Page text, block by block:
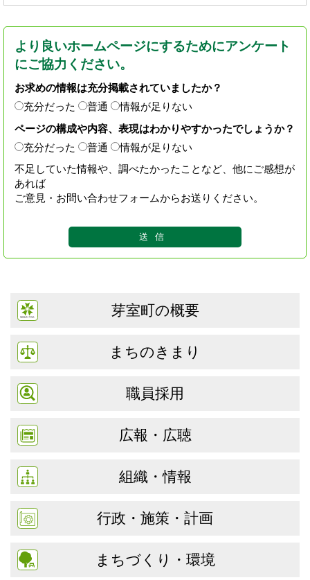
より良いホームページにするためにアンケート
にご協力ください。
お求めの情報は充分掲載されていましたか？
充分だった
普通
情報が足りない
ページの構成や内容、表現はわかりやすかったでしょうか？
充分だった
普通
情報が足りない
不足していた情報や、調べたかったことなど、他にご感想が
あれば
ご意見・お問い合わせフォームからお送りください。
芽室町の概要
まちのきまり
職員採用
広報・広聴
組織・情報
行政・施策・計画
まちづくり・環境